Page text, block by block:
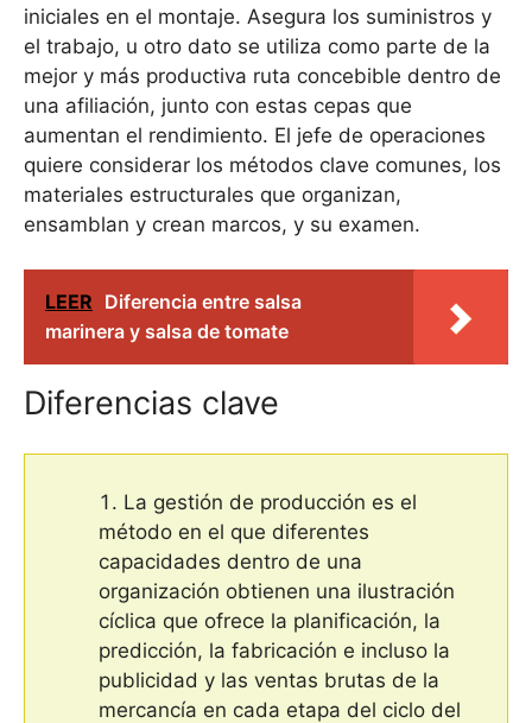
iniciales en el montaje. Asegura los suministros y
el trabajo, u otro dato se utiliza como parte de la
mejor y más productiva ruta concebible dentro de
una afiliación, junto con estas cepas que
aumentan el rendimiento. El jefe de operaciones
quiere considerar los métodos clave comunes, los
materiales estructurales que organizan,
ensamblan y crean marcos, y su examen.
LEER Diferencia entre salsa
marinera y salsa de tomate
Diferencias clave
La gestión de producción es el
método en el que diferentes
capacidades dentro de una
organización obtienen una ilustración
cíclica que ofrece la planificación, la
predicción, la fabricación e incluso la
publicidad y las ventas brutas de la
mercancía en cada etapa del ciclo del